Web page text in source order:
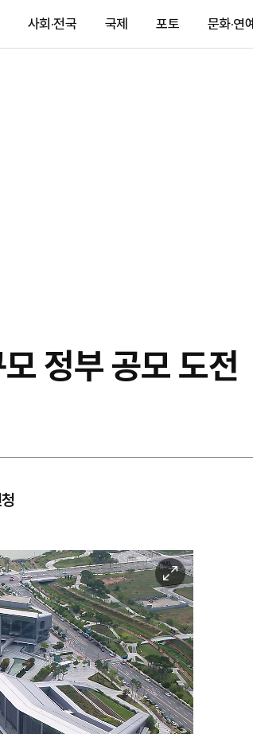
사회·전국 국제 포토 문화·연예
정부 공모 도전
이
미
지
확
대